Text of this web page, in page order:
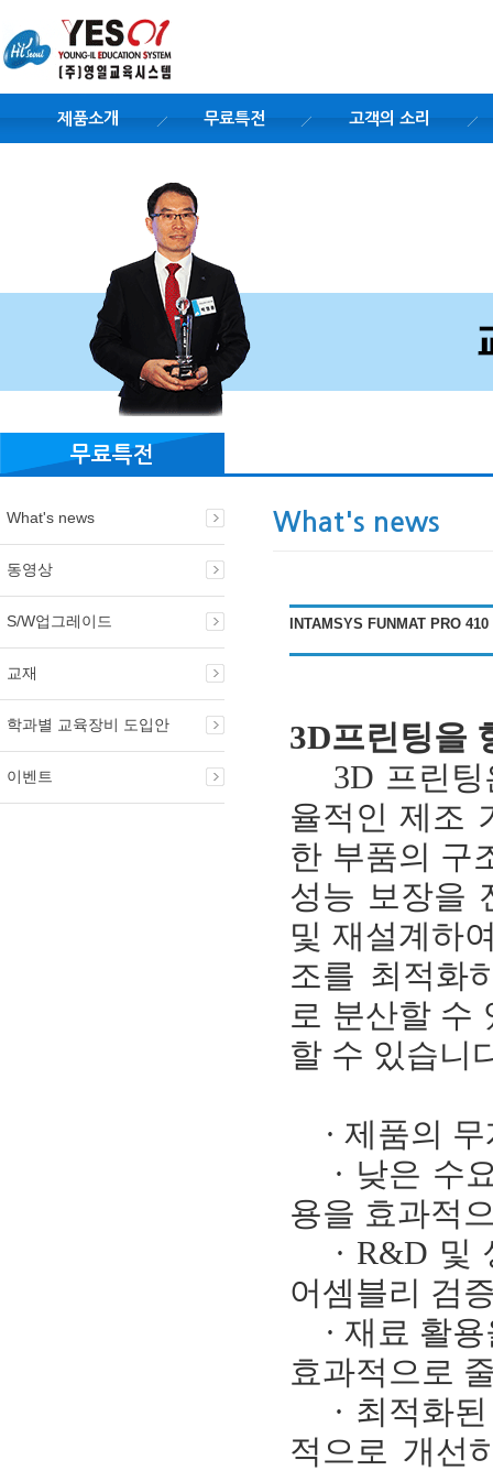
제품소개 무료특전 고객의 소리
무료특전
What's news
동영상
S/W업그레이드
교재
학과별 교육장비 도입안
이벤트
What's news
INTAMSYS FUNMAT PRO
3D프린팅을
3D 프린팅
율적인 제조
한 부품의 구
성능 보장을
및 재설계하
조를 최적화
로 분산할 수
할 수 있습니
· 제품의 무
· 낮은 수
용을 효과적
· R&D 및
어셈블리 검
· 재료 활용
효과적으로
· 최적화된
적으로 개선